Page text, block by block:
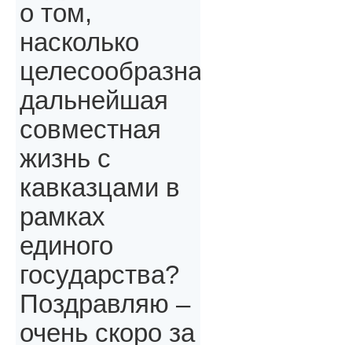
о том,
насколько
целесообразна
дальнейшая
совместная
жизнь с
кавказцами в
рамках
единого
государства?
Поздравляю –
очень скоро за